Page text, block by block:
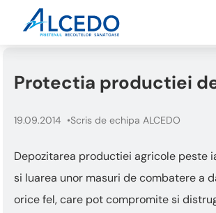
ecran
One
Pentru
porni
cititorul
Protectia productiei
19.09.2014 Scris de echipa ALCEDO
Depozitarea productiei agricole peste
si luarea unor masuri de combatere a
orice fel, care pot compromite si